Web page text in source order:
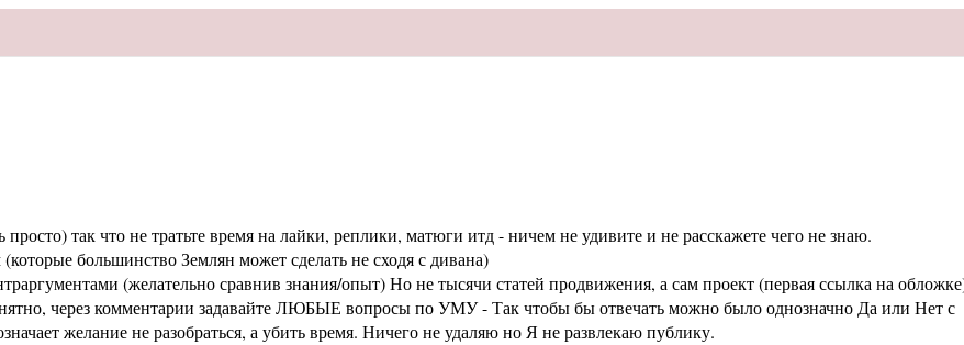
так что не тратьте время на лайки, реплики, матюги итд - ничем не удивите и не расскажете чего не знаю.
большинство Землян может сделать не сходя с дивана)
(желательно сравнив знания/опыт) Но не тысячи статей продвижения, а сам проект (первая ссылка на
через комментарии задавайте ЛЮБЫЕ вопросы по УМУ - Так чтобы бы отвечать можно было однозначно Да или Нет с
желание не разобраться, а убить время. Ничего не удаляю но Я не развлекаю публику.